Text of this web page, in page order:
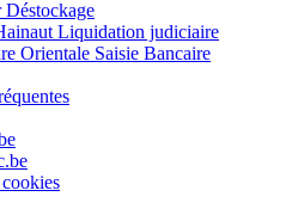
Déstockage
Liquidation judiciaire
Orientale Saisie Bancaire